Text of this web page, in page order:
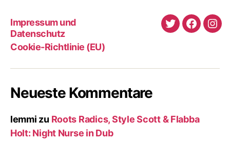
Impressum und
Datenschutz
Cookie-Richtlinie (EU)
Twitter
Neueste Kommentare
lemmi zu Roots Radics, Style Scott & Flabba
Holt: Night Nurse in Dub